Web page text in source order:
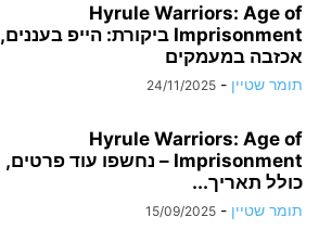
Hyrule Warriors: Age of
Imprisonment ביקורת: הייפ בעננים,
אכזבה במעמקים
תומר שטיין -
24/11/2025
Hyrule Warriors: Age of
Imprisonment – נחשפו עוד פרטים,
כולל תאריך...
תומר שטיין -
15/09/2025